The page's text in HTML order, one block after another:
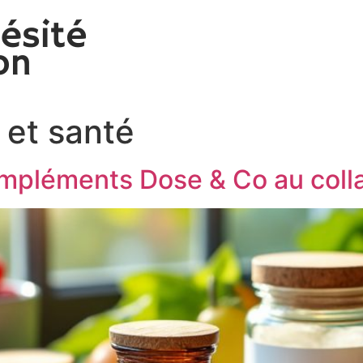
santé
Dose & Co au